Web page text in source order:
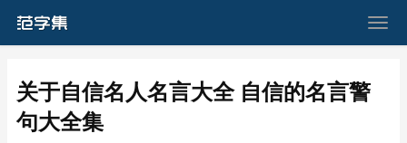
​关于自信名人名言大全 自信的名言警
句大全集